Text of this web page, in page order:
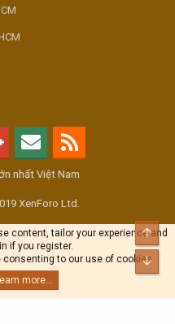
nhất Việt Nam
XenForo Ltd.
content, tailor your experience and
if you register.
to our use of cookies.
more...
Top